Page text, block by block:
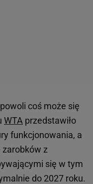
coś może się
WTA przedstawiło
funkcjonowania, a
zarobków z
się w tym
do 2027 roku.